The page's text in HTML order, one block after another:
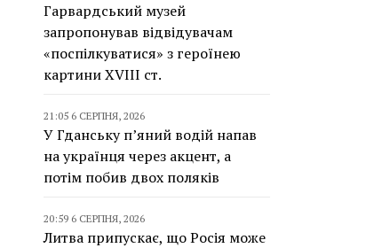
Гарвардський музей
запропонував відвідувачам
«поспілкуватися» з героїнею
картини XVIII ст.
21:05 6 СЕРПНЯ, 2026
У Гданську п’яний водій напав
на українця через акцент, а
потім побив двох поляків
20:59 6 СЕРПНЯ, 2026
Литва припускає, що Росія може